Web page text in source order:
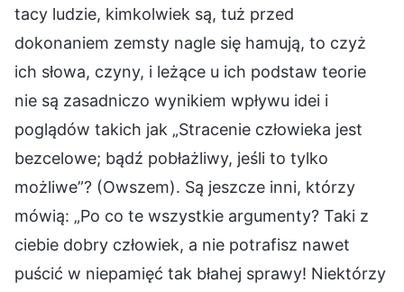
tacy ludzie, kimkolwiek są, tuż przed
dokonaniem zemsty nagle się hamują, to czyż
ich słowa, czyny, i leżące u ich podstaw teorie
nie są zasadniczo wynikiem wpływu idei i
poglądów takich jak „Stracenie człowieka jest
bezcelowe; bądź pobłażliwy, jeśli to tylko
możliwe”? (Owszem). Są jeszcze inni, którzy
mówią: „Po co te wszystkie argumenty? Taki z
ciebie dobry człowiek, a nie potrafisz nawet
puścić w niepamięć tak błahej sprawy! Niektórzy